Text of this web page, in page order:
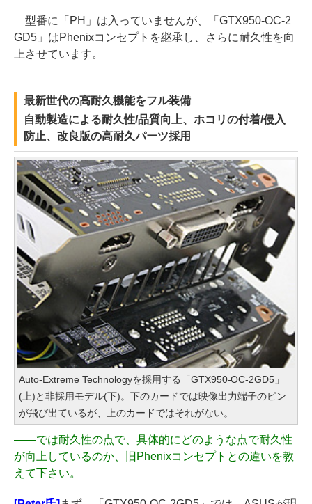
型番に「PH」は入っていませんが、「GTX950-OC-2
GD5」はPhenixコンセプトを継承し、さらに耐久性を向
上させています。
最新世代の高耐久機能をフル装備
自動製造による耐久性/品質向上、ホコリの付着/侵入
防止、改良版の高耐久パーツ採用
Auto-Extreme Technologyを採用する「GTX950-OC-2GD5」
(上)と非採用モデル(下)。下のカードでは映像出力端子のピン
が飛び出ているが、上のカードではそれがない。
――では耐久性の点で、具体的にどのような点で耐久性
が向上しているのか、旧Phenixコンセプトとの違いを教
えて下さい。